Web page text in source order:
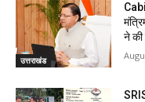
उत्तराखंड
ने की